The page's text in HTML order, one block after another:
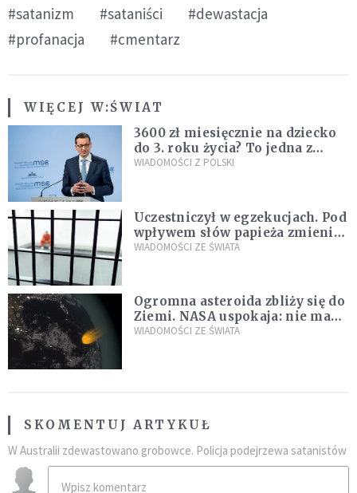
#satanizm #sataniści
#dewastacja
#profanacja
#cmentarz
WIĘCEJ W:ŚWIAT
3600 zł miesięcznie na dziecko
do 3. roku życia? To jedna z
propozycji programu "Rozwój
WIADOMOŚCI Z POLSKI
Uczestniczył w egzekucjach. Pod
wpływem słów papieża zmienił
zdanie
WIADOMOŚCI ZE ŚWIATA
Ogromna asteroida zbliży się do
Ziemi. NASA uspokaja: nie ma
zagrożenia
WIADOMOŚCI ZE ŚWIATA
SKOMENTUJ ARTYKUŁ
W Australii zdewastowano grobowce. Policja podejrzewa satanistów